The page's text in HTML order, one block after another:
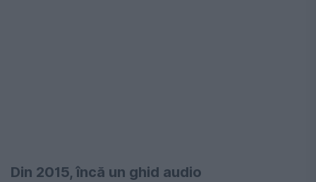
Din 2015, încă un ghid audio